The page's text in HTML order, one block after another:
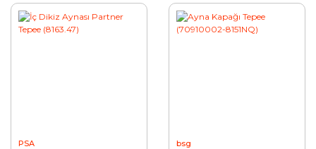
PSA
bsg